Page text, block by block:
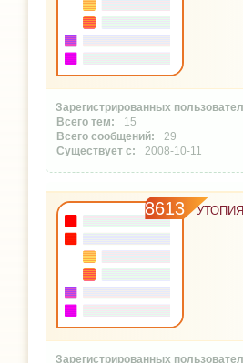
15
29
2008-10-11
8613 УТОПИЯ